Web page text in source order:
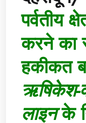
पर्वतीय
करने का
हकीकत
ऋषिकेश-
लाइनके